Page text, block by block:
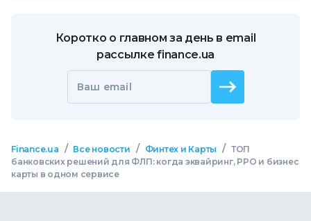
Коротко о главном за день в email
рассылке finance.ua
Ваш email
Finance.ua / Все новости / Финтех и Карты / ТОП
банковских решений для ФЛП: когда эквайринг, РРО и бизнес
карты в одном сервисе